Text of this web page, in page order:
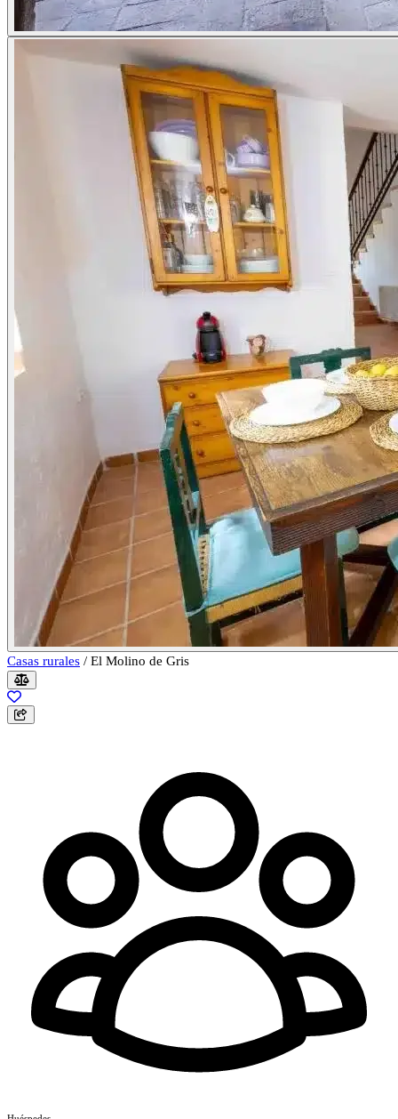
Casas rurales / El Molino de Gris